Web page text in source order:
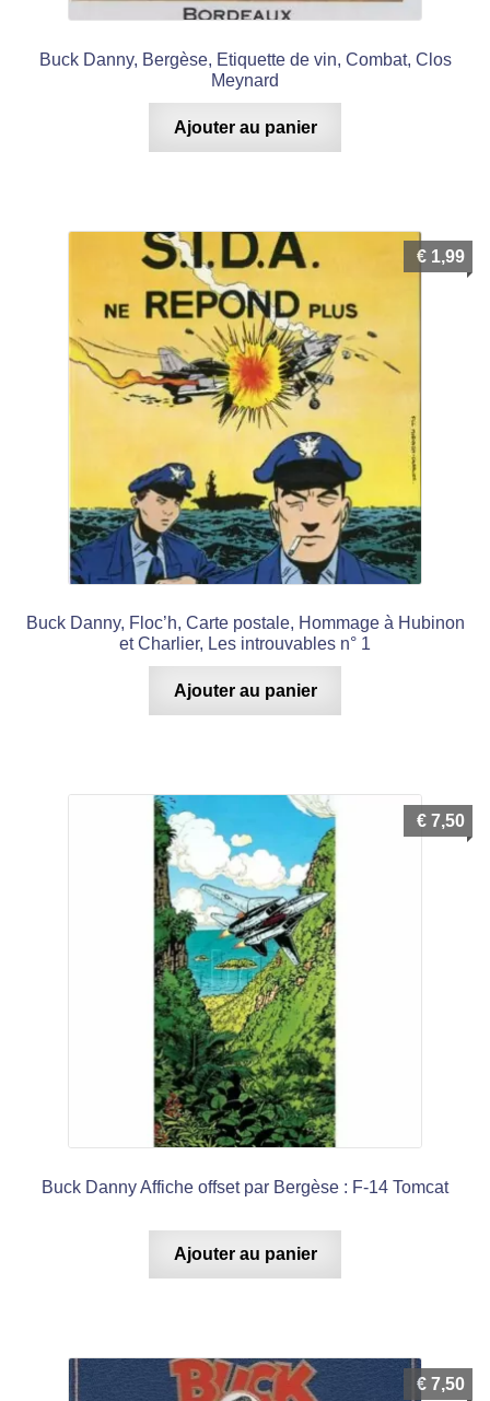
Buck Danny, Bergèse, Etiquette de vin, Combat, Clos
Meynard
Ajouter au panier
Buck Danny, Floc’h, Carte postale, Hommage à Hubinon
et Charlier, Les introuvables n° 1
€ 1,99
Ajouter au panier
Buck Danny Affiche offset par Bergèse : F-14 Tomcat
€ 7,50
Ajouter au panier
€ 7,50